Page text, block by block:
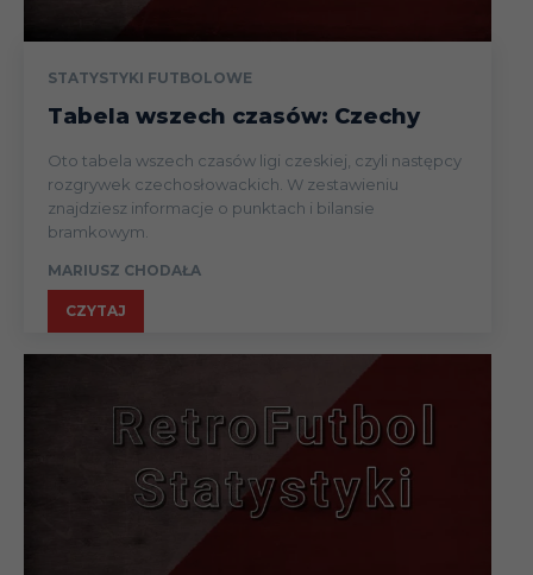
STATYSTYKI FUTBOLOWE
Tabela wszech czasów: Czechy
Oto tabela wszech czasów ligi czeskiej, czyli następcy
rozgrywek czechosłowackich. W zestawieniu
znajdziesz informacje o punktach i bilansie
bramkowym.
MARIUSZ CHODAŁA
CZYTAJ